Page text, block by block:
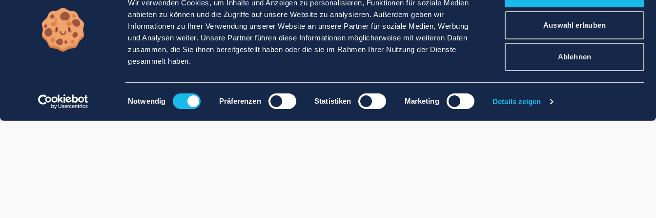
Wir verwenden Cookies, um Inhalte und Anzeigen zu personalisieren, Funktionen für soziale Medien
anbieten zu können und die Zugriffe auf unsere Website zu analysieren. Außerdem geben wir
Informationen zu Ihrer Verwendung unserer Website an unsere Partner für soziale Medien, Werbung
und Analysen weiter. Unsere Partner führen diese Informationen möglicherweise mit weiteren Daten
zusammen, die Sie ihnen bereitgestellt haben oder die sie im Rahmen Ihrer Nutzung der Dienste
gesammelt haben.
Einwilligungsauswahl
Notwendig Präferenzen Statistiken Marketing Details zeigen
Auswahl erlauben
Ablehnen